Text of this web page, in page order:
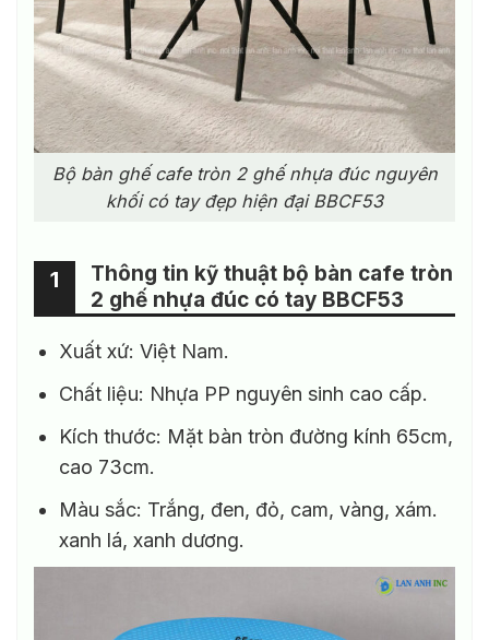
Bộ bàn ghế cafe tròn 2 ghế nhựa đúc nguyên
khối có tay đẹp hiện đại BBCF53
Thông tin kỹ thuật bộ bàn cafe tròn
2 ghế nhựa đúc có tay BBCF53
1
Xuất xứ: Việt Nam.
Chất liệu: Nhựa PP nguyên sinh cao cấp.
Kích thước: Mặt bàn tròn đường kính 65cm,
cao 73cm.
Màu sắc: Trắng, đen, đỏ, cam, vàng, xám.
xanh lá, xanh dương.